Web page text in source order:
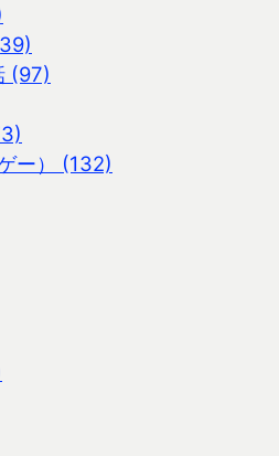
(97)
ー） (132)